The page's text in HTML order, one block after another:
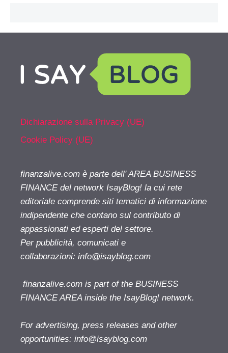
Dichiarazione sulla Privacy (UE)
Cookie Policy (UE)
finanzalive.com è parte dell' AREA BUSINESS
FINANCE del network IsayBlog! la cui rete
editoriale comprende siti tematici di informazione
indipendente che contano sul contributo di
appassionati ed esperti del settore.
Per pubblicità, comunicati e
collaborazioni: info@isayblog.com
finanzalive.com is part of the BUSINESS
FINANCE AREA inside the IsayBlog! network.
For advertising, press releases and other
opportunities: info@isayblog.com